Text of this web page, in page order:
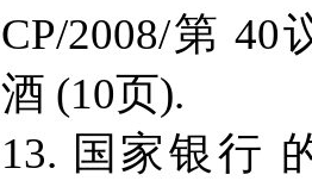
CP/2008/第
酒 (10页).
13. 国家银行